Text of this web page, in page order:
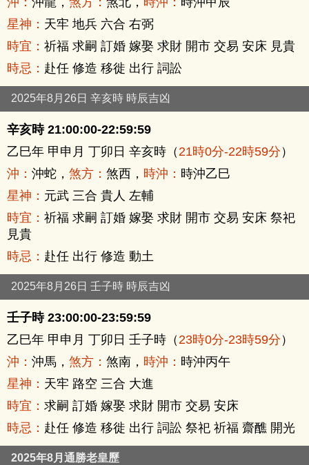
星神： 天牢 地兵 六合 右弼
時宜： 祈福 求嗣 訂婚 嫁娶 求財 開市 交易 安床 見貴
時忌： 赴任 修造 移徙 出行 詞訟
2025年8月26日 辛亥時 時辰吉凶
辛亥時 21:00:00-22:59:59
乙巳年 甲申月 丁卯日 辛亥時（21時0分-22時59分）
沖： 沖蛇， 煞方： 煞西， 時沖： 時沖乙巳
星神： 元武 三合 貴人 左輔
時宜： 祈福 求嗣 訂婚 嫁娶 求財 開市 交易 安床 祭祀
見貴
時忌： 赴任 出行 修造 動土
2025年8月26日 壬子時 時辰吉凶
壬子時 23:00:00-23:59:59
乙巳年 甲申月 丁卯日 壬子時（23時0分-23時59分）
沖： 沖馬， 煞方： 煞南， 時沖： 時沖丙午
星神： 天牢 路空 三合 大進
時宜： 求嗣 訂婚 嫁娶 求財 開市 交易 安床
時忌： 赴任 修造 移徙 出行 詞訟 祭祀 祈福 齋醮 開光
2025年8月通勝老皇歷